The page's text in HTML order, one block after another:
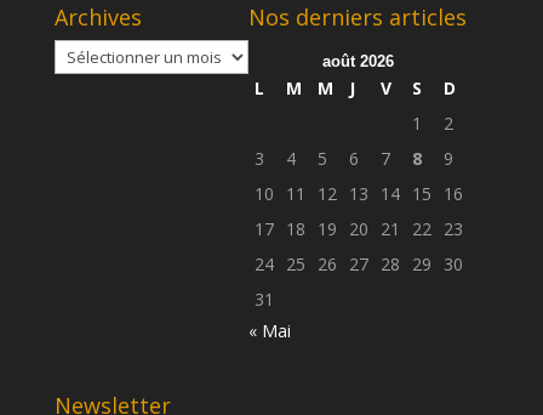
Archives
Archives
Nos derniers articles
août 2026
L M M J V S
D
1
2
3
4 5 6 7 8
9
10
11 12 13 14 15
16
17 18 19 20 21 22
23
24 25 26 27 28 29
30
31
« Mai
Newsletter